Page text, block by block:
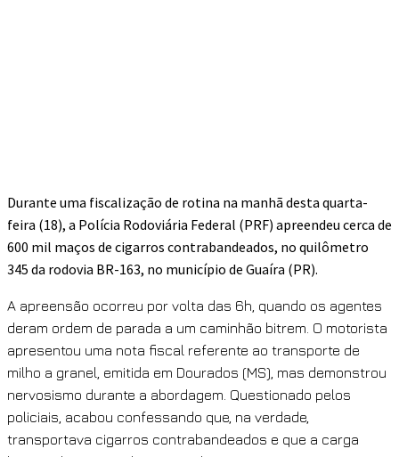
Durante uma fiscalização de rotina na manhã desta quarta-
feira (18), a Polícia Rodoviária Federal (PRF) apreendeu cerca de
600 mil maços de cigarros contrabandeados, no quilômetro
345 da rodovia BR-163, no município de Guaíra (PR).
A apreensão ocorreu por volta das 6h, quando os agentes
deram ordem de parada a um caminhão bitrem. O motorista
apresentou uma nota fiscal referente ao transporte de
milho a granel, emitida em Dourados (MS), mas demonstrou
nervosismo durante a abordagem. Questionado pelos
policiais, acabou confessando que, na verdade,
transportava cigarros contrabandeados e que a carga